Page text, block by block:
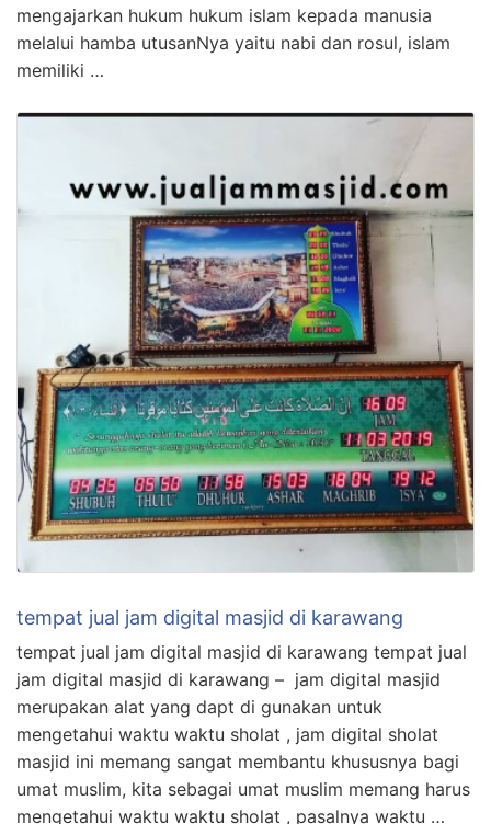
mengajarkan hukum hukum islam kepada manusia
melalui hamba utusanNya yaitu nabi dan rosul, islam
memiliki …
tempat jual jam digital masjid di karawang
tempat jual jam digital masjid di karawang tempat jual
jam digital masjid di karawang – jam digital masjid
merupakan alat yang dapt di gunakan untuk
mengetahui waktu waktu sholat , jam digital sholat
masjid ini memang sangat membantu khususnya bagi
umat muslim, kita sebagai umat muslim memang harus
mengetahui waktu waktu sholat , pasalnya waktu …